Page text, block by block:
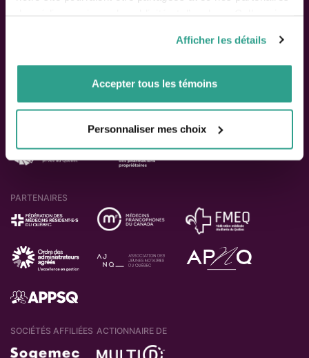
vous leur auriez fournies ou qu’ils auraient collectées lors
de votre utilisation de leurs services.
Afficher les détails
Accepter tous les témoins
Personnaliser mes choix
PARTENAIRES
SOCIÉTÉS AFFILIÉES ACTIONNAIRE DE